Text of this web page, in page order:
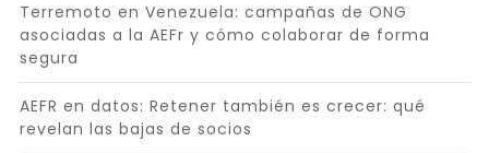
Terremoto en Venezuela: campañas de ONG
asociadas a la AEFr y cómo colaborar de forma
segura
AEFR en datos: Retener también es crecer: qué
revelan las bajas de socios